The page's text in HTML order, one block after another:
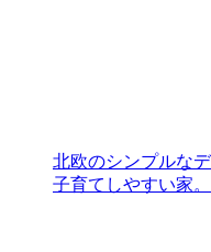
北欧のシンプルな
子育てしやすい家。